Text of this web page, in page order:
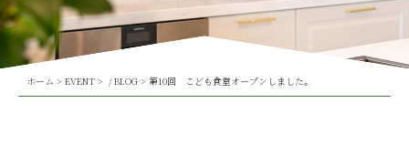
ホーム > EVENT> / BLOG> 第10回 こども食堂オープンしました。